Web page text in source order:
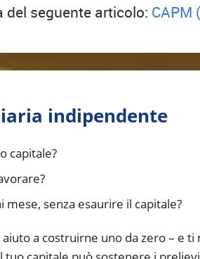
del seguente articolo: CAPM
indipendente
capitale?
senza esaurire il capitale?
a costruirne uno da zero – e